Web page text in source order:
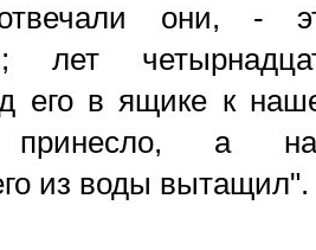
они, -
лет
его в ящике к
принесло, а
из воды вытащил".